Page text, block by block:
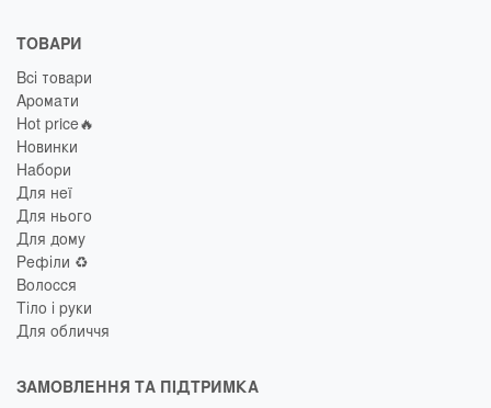
ТОВАРИ
Всі товари
Аромати
Hot price🔥
Новинки
Набори
Для неї
Для нього
Для дому
Рефіли ♻️
Волосся
Тіло і руки
Для обличчя
ЗАМОВЛЕННЯ ТА ПІДТРИМКА